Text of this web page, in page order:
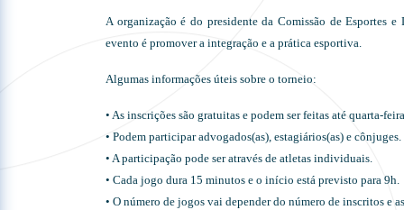
A organização é do presidente da Comissão de
evento é promover a integração e a prática esportiva.
Algumas informações úteis sobre o torneio:
• As inscrições são gratuitas e podem ser feitas até quarta-
• Podem participar advogados(as), estagiários(as) e cônjuges.
• A participação pode ser através de atletas individuais.
• Cada jogo dura 15 minutos e o início está previsto para 9h.
• O número de jogos vai depender do número de inscritos e